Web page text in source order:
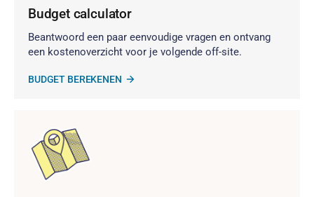
Budget calculator
Beantwoord een paar eenvoudige vragen en ontvang
een kostenoverzicht voor je volgende off-site.
BUDGET BEREKENEN